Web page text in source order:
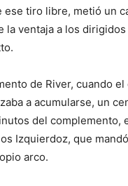
ese tiro libre, metió un
la ventaja a los
de River, cuando
a acumularse, un
del complemento,
Izquierdoz, que
arco.